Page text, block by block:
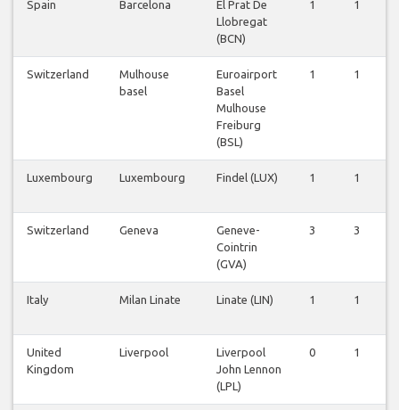
Spain Barcelona
El Prat De
Llobregat
(BCN)
1 1
Switzerland
Mulhouse
basel
Euroairport
Basel
Mulhouse
Freiburg
(BSL)
1 1
Luxembourg Luxembourg Findel (LUX) 1 1
Switzerland Geneva
Geneve-
Cointrin
(GVA)
3 3
Italy Milan Linate Linate (LIN) 1 1
United
Kingdom
Liverpool
Liverpool
John Lennon
(LPL)
0 1